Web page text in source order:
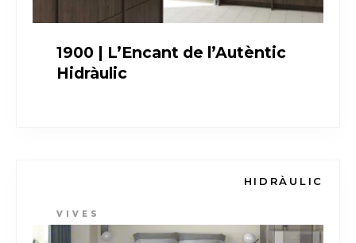
1900 | L’Encant de l’Autèntic
Hidràulic
HIDRÀULIC
VIVES